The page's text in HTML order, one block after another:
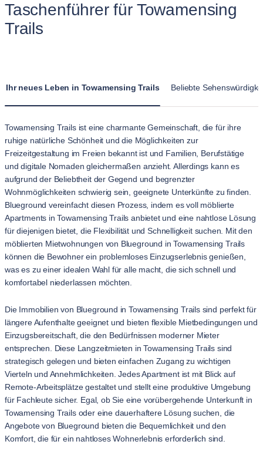
Taschenführer für Towamensing
Trails
Ihr neues Leben in Towamensing Trails Beliebte
Towamensing Trails ist eine charmante Gemeinschaft, die für ihre
ruhige natürliche Schönheit und die Möglichkeiten zur
Freizeitgestaltung im Freien bekannt ist und Familien, Berufstätige
und digitale Nomaden gleichermaßen anzieht. Allerdings kann es
aufgrund der Beliebtheit der Gegend und begrenzter
Wohnmöglichkeiten schwierig sein, geeignete Unterkünfte zu finden.
Blueground vereinfacht diesen Prozess, indem es voll möblierte
Apartments in Towamensing Trails anbietet und eine nahtlose Lösung
für diejenigen bietet, die Flexibilität und Schnelligkeit suchen. Mit den
möblierten Mietwohnungen von Blueground in Towamensing Trails
können die Bewohner ein problemloses Einzugserlebnis genießen,
was es zu einer idealen Wahl für alle macht, die sich schnell und
komfortabel niederlassen möchten.
Die Immobilien von Blueground in Towamensing Trails sind perfekt für
längere Aufenthalte geeignet und bieten flexible Mietbedingungen und
Einzugsbereitschaft, die den Bedürfnissen moderner Mieter
entsprechen. Diese Langzeitmieten in Towamensing Trails sind
strategisch gelegen und bieten einfachen Zugang zu wichtigen
Vierteln und Annehmlichkeiten. Jedes Apartment ist mit Blick auf
Remote-Arbeitsplätze gestaltet und stellt eine produktive Umgebung
für Fachleute sicher. Egal, ob Sie eine vorübergehende Unterkunft in
Towamensing Trails oder eine dauerhaftere Lösung suchen, die
Angebote von Blueground bieten die Bequemlichkeit und den
Komfort, die für ein nahtloses Wohnerlebnis erforderlich sind.